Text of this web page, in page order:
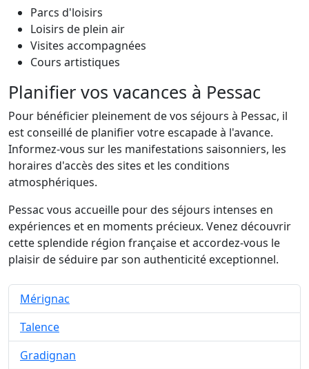
Parcs d'loisirs
Loisirs de plein air
Visites accompagnées
Cours artistiques
Planifier vos vacances à Pessac
Pour bénéficier pleinement de vos séjours à Pessac, il
est conseillé de planifier votre escapade à l'avance.
Informez-vous sur les manifestations saisonniers, les
horaires d'accès des sites et les conditions
atmosphériques.
Pessac vous accueille pour des séjours intenses en
expériences et en moments précieux. Venez découvrir
cette splendide région française et accordez-vous le
plaisir de séduire par son authenticité exceptionnel.
Mérignac
Talence
Gradignan